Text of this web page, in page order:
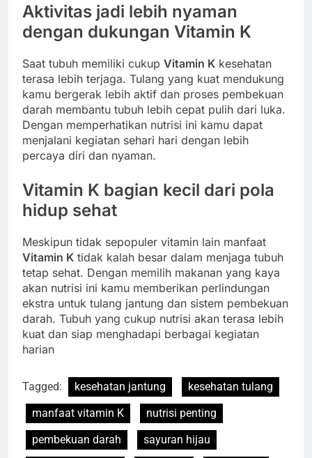
Aktivitas jadi lebih nyaman
dengan dukungan Vitamin K
Saat tubuh memiliki cukup Vitamin K kesehatan
terasa lebih terjaga. Tulang yang kuat mendukung
kamu bergerak lebih aktif dan proses pembekuan
darah membantu tubuh lebih cepat pulih dari luka.
Dengan memperhatikan nutrisi ini kamu dapat
menjalani kegiatan sehari hari dengan lebih
percaya diri dan nyaman.
Vitamin K bagian kecil dari pola
hidup sehat
Meskipun tidak sepopuler vitamin lain manfaat
Vitamin K tidak kalah besar dalam menjaga tubuh
tetap sehat. Dengan memilih makanan yang kaya
akan nutrisi ini kamu memberikan perlindungan
ekstra untuk tulang jantung dan sistem pembekuan
darah. Tubuh yang cukup nutrisi akan terasa lebih
kuat dan siap menghadapi berbagai kegiatan
harian
Tagged: kesehatan jantung
kesehatan tulang
manfaat vitamin K
nutrisi penting
pembekuan darah
sayuran hijau